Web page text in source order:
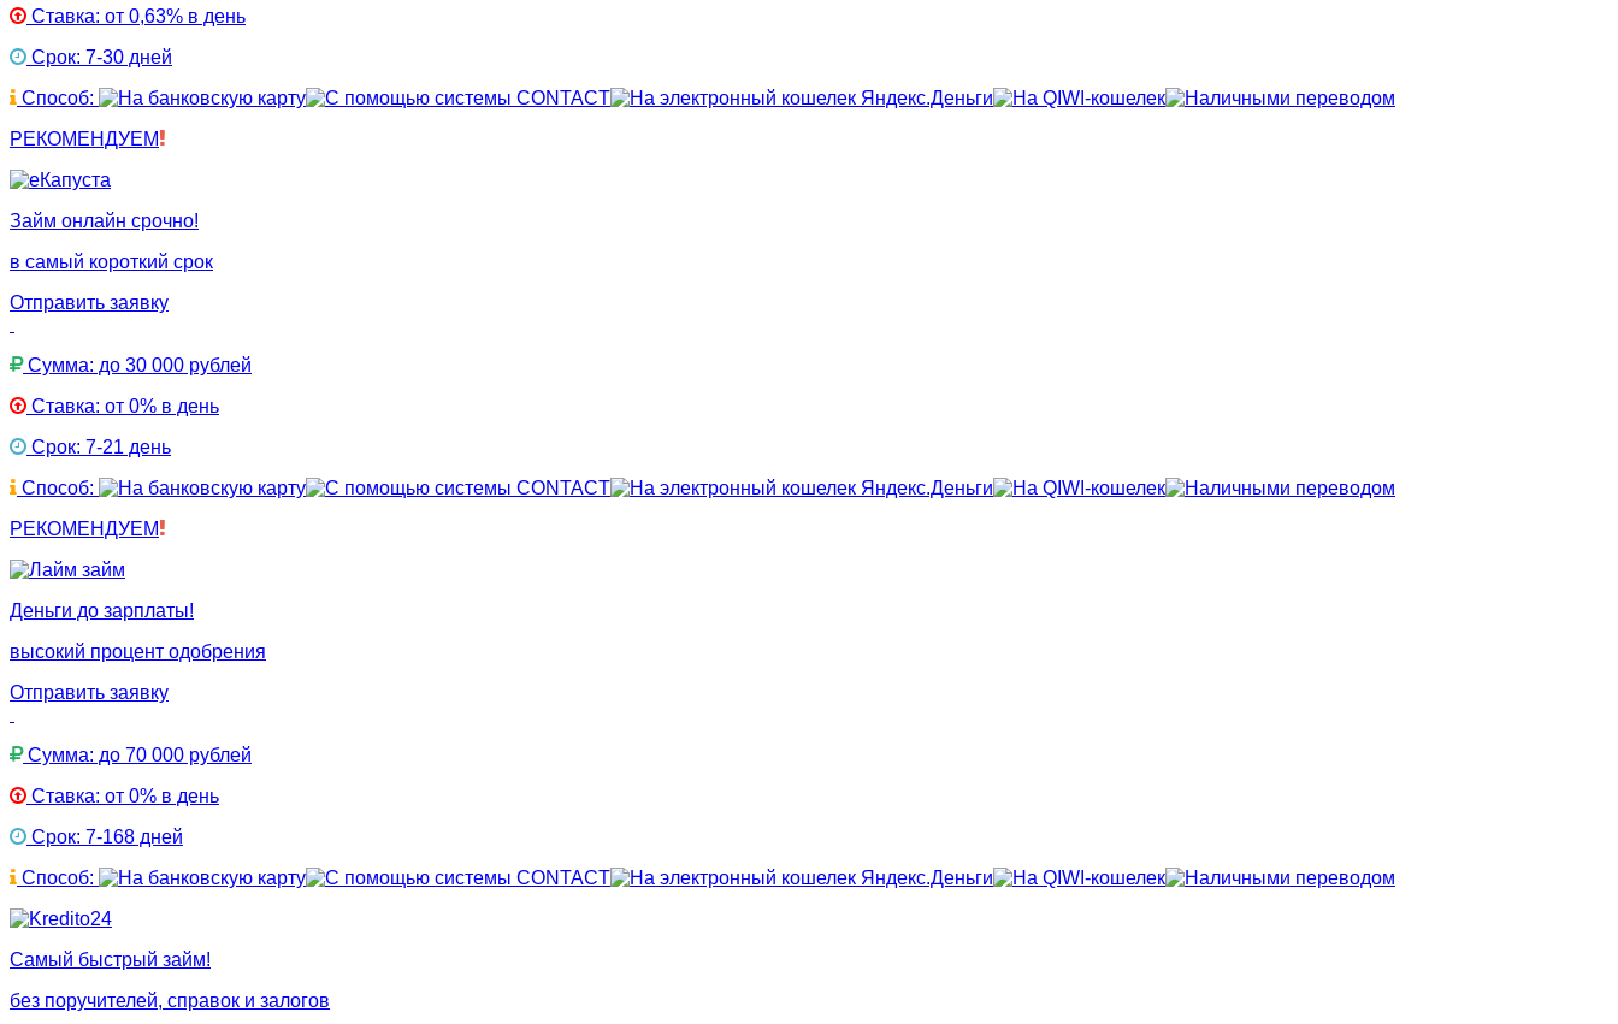
Ставка: от 0,63% в день
Срок: 7-30 дней
Способ:
РЕКОМЕНДУЕМ
Займ онлайн срочно!
в самый короткий срок
Отправить заявку
Сумма: до 30 000 рублей
Ставка: от 0% в день
Срок: 7-21 день
Способ:
РЕКОМЕНДУЕМ
Деньги до зарплаты!
высокий процент одобрения
Отправить заявку
Сумма: до 70 000 рублей
Ставка: от 0% в день
Срок: 7-168 дней
Способ:
Самый быстрый займ!
без поручителей, справок и залогов